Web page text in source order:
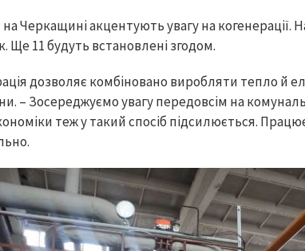
Черкащині акцентують увагу на когенерації.
Ще 11 будуть встановлені згодом.
дозволяє комбіновано виробляти тепло й
– Зосереджуємо увагу передовсім на
теж у такий спосіб підсилюється.